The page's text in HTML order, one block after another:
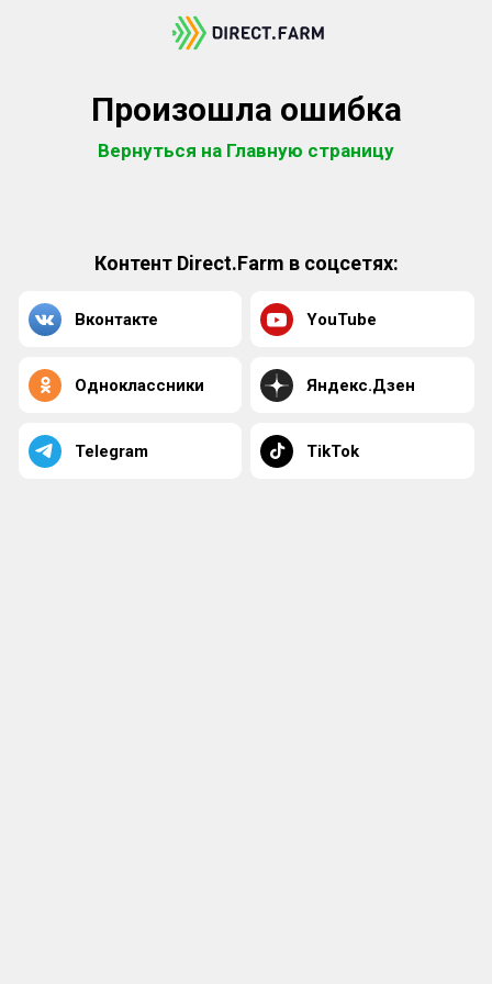
Произошла ошибка
Вернуться на Главную страницу
Контент Direct.Farm в соцсетях:
Вконтакте YouTube
Одноклассники Яндекс.Дзен
Telegram TikTok